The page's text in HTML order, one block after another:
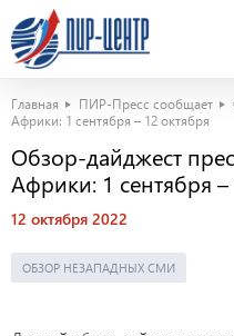
Главная ПИР-Пресс сообщает
Африки: 1 сентября – 12 октября
Обзор-дайджест
Африки: 1 сентября –
12 октября 2022
ОБЗОР НЕЗАПАДНЫХ СМИ